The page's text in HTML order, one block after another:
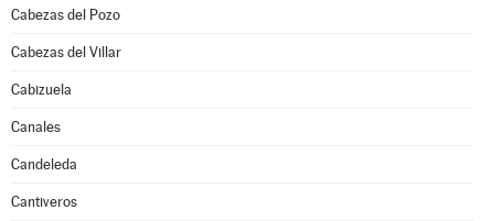
Cabezas del Pozo
Cabezas del Villar
Cabizuela
Canales
Candeleda
Cantiveros